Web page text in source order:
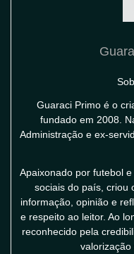
Guaraci Primo é o
fundado em 2008.
Administração e ex-
Apaixonado por futebol
sociais do país, criou
informação, opinião e
e respeito ao leitor. Ao
reconhecido pela
valorização